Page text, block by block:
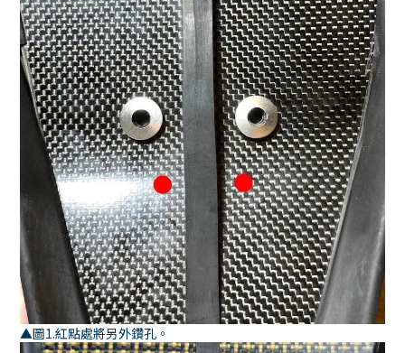
▲圖1.紅點處將另外鑽孔。